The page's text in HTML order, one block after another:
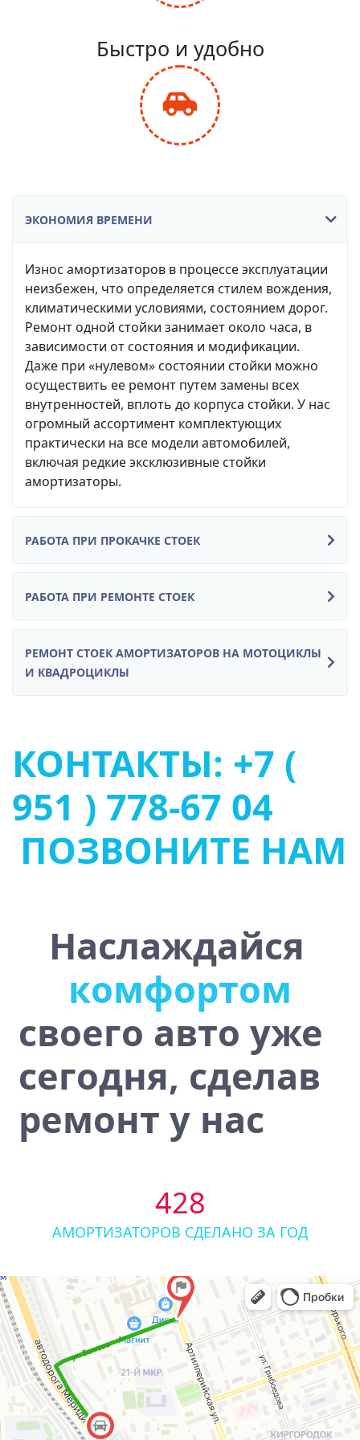
balance-
scale
Быстро и удобно
fas
fa-
ЭКОНОМИЯ ВРЕМЕНИ
Износ амортизаторов в процессе эксплуатации
неизбежен, что определяется стилем вождения,
климатическими условиями, состоянием дорог.
Ремонт одной стойки занимает около часа, в
зависимости от состояния и модификации.
Даже при «нулевом» состоянии стойки можно
осуществить ее ремонт путем замены всех
внутренностей, вплоть до корпуса стойки. У нас
огромный ассортимент комплектующих
практически на все модели автомобилей,
включая редкие эксклюзивные стойки
амортизаторы.
РАБОТА ПРИ ПРОКАЧКЕ СТОЕК
РАБОТА ПРИ РЕМОНТЕ СТОЕК
РЕМОНТ СТОЕК АМОРТИЗАТОРОВ НА МОТОЦИКЛЫ
И КВАДРОЦИКЛЫ
КОНТАКТЫ: +7 (
951 ) 778-67 04
ПОЗВОНИТЕ НАМ
Наслаждайся
о м
усточивост ь
своего авто уже
сегодня, сделав
ремонт у нас
428
АМОРТИЗАТОРОВ СДЕЛАНО ЗА ГОД